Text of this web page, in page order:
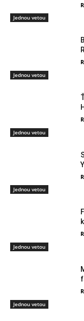
Jednou vetou
Jednou vetou
Jednou vetou
Jednou vetou
Jednou vetou
Jednou vetou